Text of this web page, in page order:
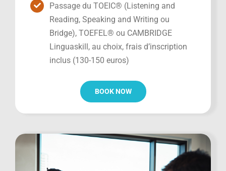
Passage du TOEIC® (Listening and
Reading, Speaking and Writing ou
Bridge), TOEFEL® ou CAMBRIDGE
Linguaskill, au choix, frais d’inscription
inclus (130-150 euros)
BOOK NOW